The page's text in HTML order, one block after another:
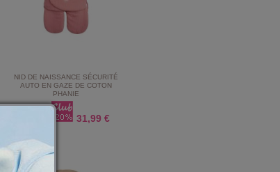
NID DE NAISSANCE SÉCURITÉ
AUTO EN GAZE DE COTON
PHANIE
31,99 €